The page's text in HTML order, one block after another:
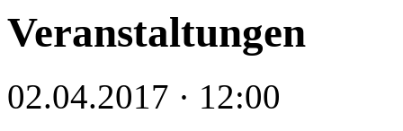
Veranstaltungen
02.04.2017 · 12:00